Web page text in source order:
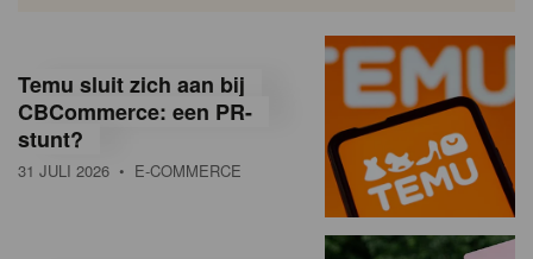
o
n
d
Temu sluit zich aan bij
CBCommerce: een PR-
stunt?
31 JULI 2026 • E-COMMERCE